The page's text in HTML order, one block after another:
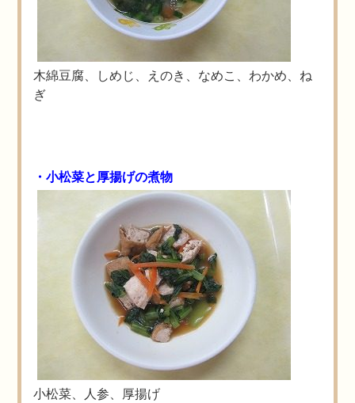
木綿豆腐、しめじ、えのき、なめこ、わかめ、ね
ぎ
・小松菜と厚揚げの煮物
小松菜、人参、厚揚げ